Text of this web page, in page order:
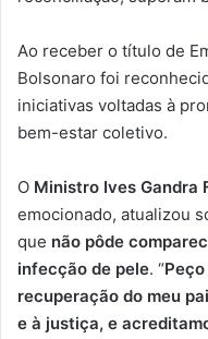
Ao receber o título de
Bolsonaro foi
iniciativas voltadas à
bem-estar coletivo.
O Ministro Ives Gandra
emocionado, atualizou
que não pôde
infecção de pele. “
recuperação do meu
e à justiça, e